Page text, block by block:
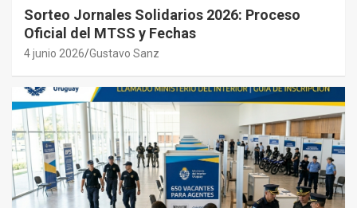
Sorteo Jornales Solidarios 2026: Proceso
Oficial del MTSS y Fechas
4 junio 2026 Gustavo Sanz